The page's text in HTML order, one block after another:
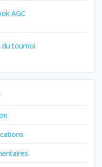
AGC
du tournoi